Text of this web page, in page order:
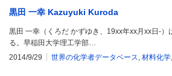
黒田 一幸 Kazuyuki Kuroda
黒田 一幸（くろだ かずゆき、19xx年xx月xx日-）
る。早稲田大学理工学部…
2014/9/29
世界の化学者データベース 材料化学